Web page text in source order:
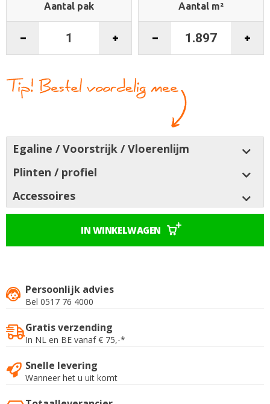
Aantal pak Aantal m²
Egaline / Voorstrijk / Vloerenlijm
Plinten / profiel
Accessoires
IN WINKELWAGEN
Persoonlijk advies
Bel 0517 76 4000
Gratis verzending
In NL en BE vanaf € 75,-*
Snelle levering
Wanneer het u uit komt